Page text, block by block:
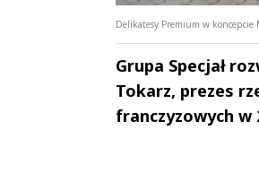
Delikatesy Premium w koncepcie
Grupa Specjał
Tokarz, prezes
franczyzowych w
Andrzej i Marta